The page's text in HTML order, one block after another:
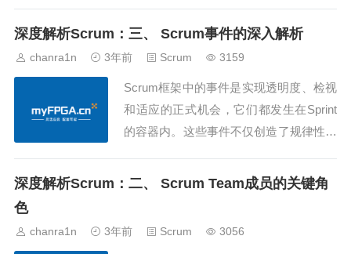
Scrum框架中三个重要的工件及其关键承
产品所...
深度解析Scrum：三、 Scrum事件的深入解析
chanra1n 3年前 Scrum 3159
Scrum框架中的事件是实现透明度、检视
和适应的正式机会，它们都发生在Sprint
的容器内。这些事件不仅创造了规律性，
需求。以下是Scrum框架中的关键事件：
件，为期一个月...
深度解析Scrum：二、 Scrum Team成员的关键角
色
chanra1n 3年前 Scrum 3056